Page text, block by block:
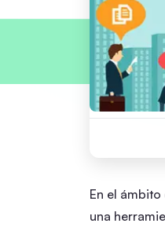
En el
una